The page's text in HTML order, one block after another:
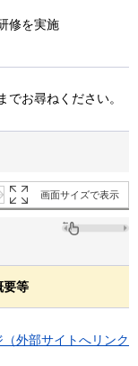
修を実施
でお尋ねください。
画面サイズで表示
要等
外部サイトへリンク